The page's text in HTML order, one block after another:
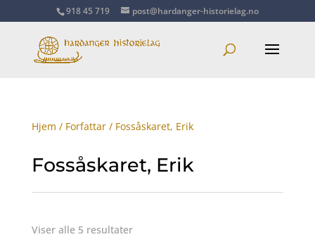
918 45 719 post@hardanger-historielag.no
Hjem / Forfattar/ Fossåskaret, Erik
Fossåskaret, Erik
Viser alle 5 resultater